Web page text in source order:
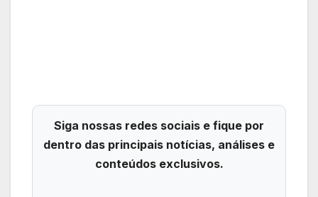
Siga nossas redes sociais e fique por
dentro das principais notícias, análises e
conteúdos exclusivos.